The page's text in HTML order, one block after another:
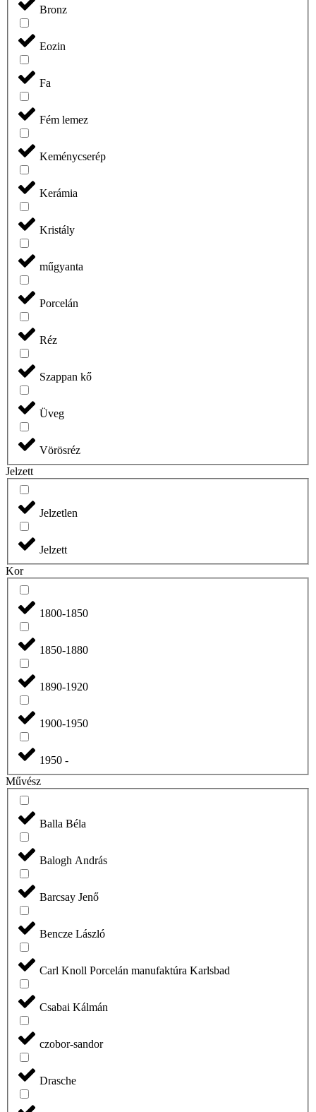
Bronz
Eozin
Fa
Fém lemez
Keménycserép
Kerámia
Kristály
műgyanta
Porcelán
Réz
Szappan kő
Üveg
Vörösréz
Jelzett
Jelzetlen
Jelzett
Kor
1800-1850
1850-1880
1890-1920
1900-1950
1950 -
Művész
Balla Béla
Balogh András
Barcsay Jenő
Bencze László
Carl Knoll Porcelán manufaktúra Karlsbad
Csabai Kálmán
czobor-sandor
Drasche